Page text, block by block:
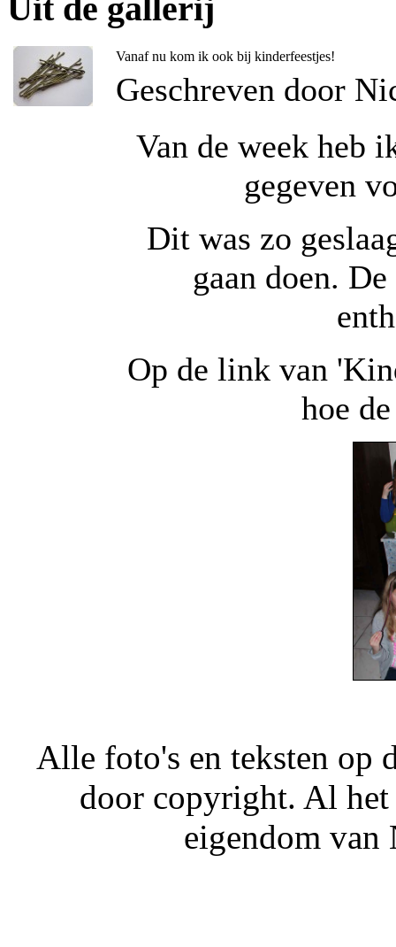
Uit de gallerij
Vanaf nu kom ik ook bij kinderfeestjes!
Geschreven door
Van de week heb
gegeven
Dit was zo
gaan doen.
Op de link van
hoe
Alle foto's en teksten op
door copyright. Al het
eigendom